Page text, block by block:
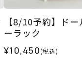
【8/10予約】ド
ーラック
¥10,450(税込)